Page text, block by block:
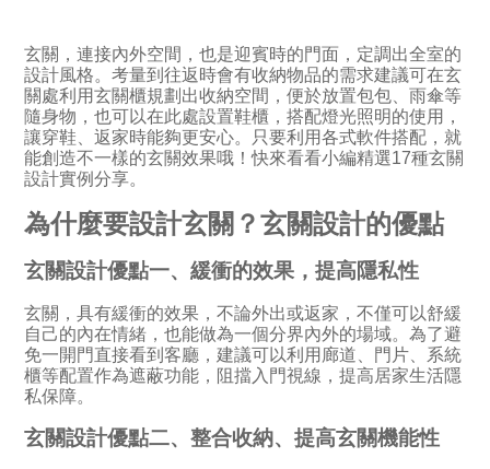
玄關，連接內外空間，也是迎賓時的門面，定調出全室的
設計風格。考量到往返時會有收納物品的需求建議可在玄
關處利用玄關櫃規劃出收納空間，便於放置包包、雨傘等
隨身物，也可以在此處設置鞋櫃，搭配燈光照明的使用，
讓穿鞋、返家時能夠更安心。只要利用各式軟件搭配，就
能創造不一樣的玄關效果哦！快來看看小編精選17種玄關
設計實例分享。
為什麼要設計玄關？玄關設計的優點
玄關設計優點一、緩衝的效果，提高隱私性
玄關，具有緩衝的效果，不論外出或返家，不僅可以舒緩
自己的內在情緒，也能做為一個分界內外的場域。為了避
免一開門直接看到客廳，建議可以利用廊道、門片、系統
櫃等配置作為遮蔽功能，阻擋入門視線，提高居家生活隱
私保障。
玄關設計優點二、整合收納、提高玄關機能性